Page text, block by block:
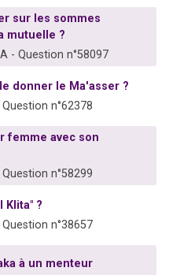
sur les sommes
mutuelle ?
- Question n°58097
donner le Ma'asser ?
n°62378
femme avec son
n°58299
Klita" ?
n°38657
à un menteur